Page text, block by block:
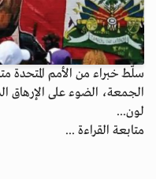
سلّط خبراء من الأمم
الجمعة، الضوء على الإرهاق
لون...
متابعة القراءة ...